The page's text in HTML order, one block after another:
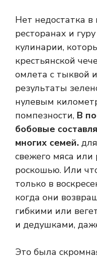
Нет недостатка
ресторанах и
кулинарии,
крестьянской
омлета с тыквой
результаты
нулевым
помпезности, В
бобовые
многих семей.
свежего мяса
роскошью. Или
только в
когда они
гибкими или
и дедушками,
Это была